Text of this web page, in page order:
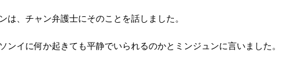
は、チャン弁護士にそのことを話しました。
ンイに何か起きても平静でいられるのかとミンジュンに言いました。